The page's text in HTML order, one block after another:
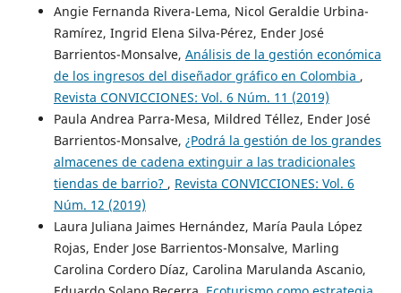
Angie Fernanda Rivera-Lema, Nicol Geraldie Urbina-
Ramírez, Ingrid Elena Silva-Pérez, Ender José
Barrientos-Monsalve, Análisis de la gestión económica
de los ingresos del diseñador gráfico en Colombia ,
Revista CONVICCIONES: Vol. 6 Núm. 11 (2019)
Paula Andrea Parra-Mesa, Mildred Téllez, Ender José
Barrientos-Monsalve, ¿Podrá la gestión de los grandes
almacenes de cadena extinguir a las tradicionales
tiendas de barrio? , Revista CONVICCIONES: Vol. 6
Núm. 12 (2019)
Laura Juliana Jaimes Hernández, María Paula López
Rojas, Ender Jose Barrientos-Monsalve, Marling
Carolina Cordero Díaz, Carolina Marulanda Ascanio,